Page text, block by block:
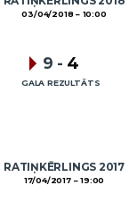
03/04/2018 10:00
9 - 4
GALA REZULTĀTS
RATIŅKĒRLINGS 2017
17/04/2017 19:00